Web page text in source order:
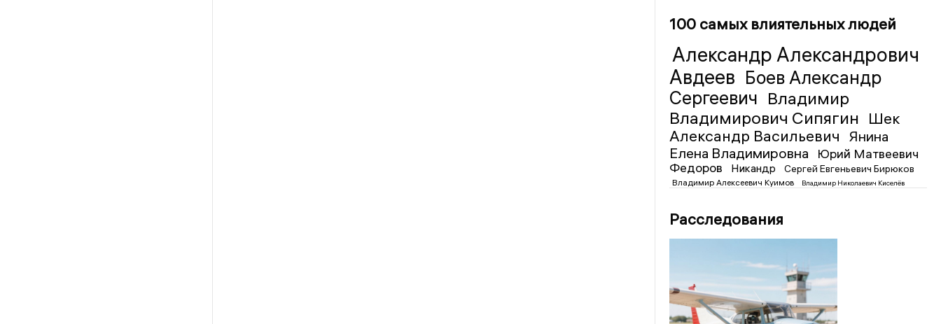
100 самых влиятельных людей
Александр Александрович
Авдеев Боев Александр
Сергеевич Владимир
Владимирович Сипягин Шек
Александр Васильевич
Янина
Елена Владимировна
Юрий Матвеевич
Федоров
Никандр Сергей Евгеньевич Бирюков
Владимир Алексеевич Куимов Владимир Николаевич Киселёв
Расследования